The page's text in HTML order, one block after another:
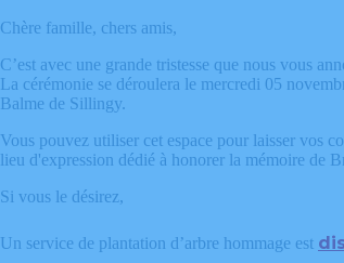
Chère famille, chers amis,
C’est avec une grande tristesse que nous vous
La cérémonie se déroulera le mercredi 05
Balme de Sillingy.
Vous pouvez utiliser cet espace pour laisser vos
lieu d'expression dédié à honorer la mémoire de
Si vous le désirez,
Un service de plantation d’arbre hommage est